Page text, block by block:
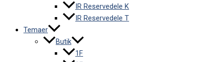
IR Reservedele K
IR Reservedele T
Temaer
Butik
1F